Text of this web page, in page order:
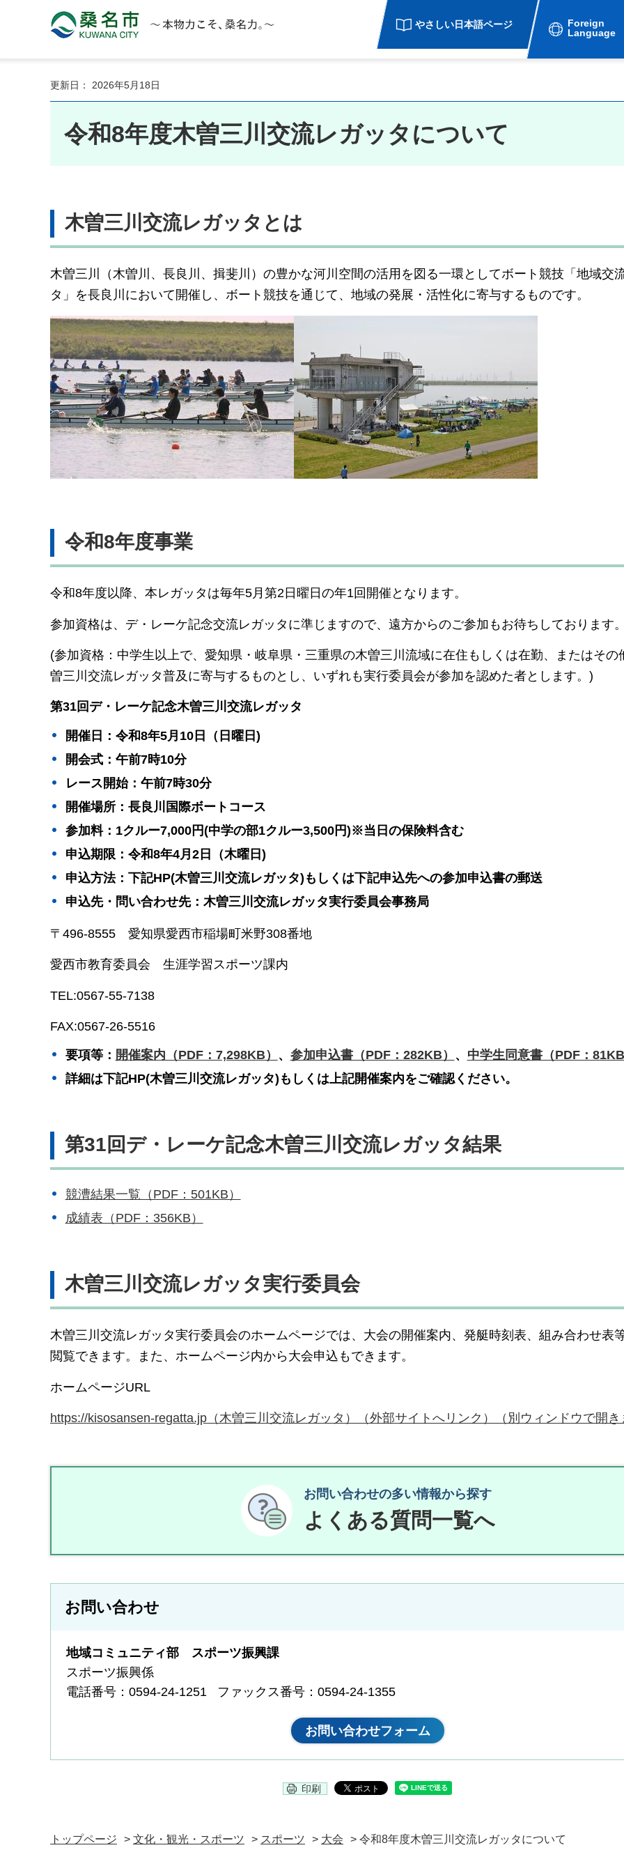
桑名市 KUWANA CITY 本物力こそ、桑名力。
やさしい日本語ページ
Foreign
Language
更新日： 2026年5月18日
令和8年度木曽三川交流レガッタについて
木曽三川交流レガッタとは
木曽三川（木曽川、長良川、揖斐川）の豊かな河川空間の活用を図る一環としてボート競技「地域交
タ」を長良川において開催し、ボート競技を通じて、地域の発展・活性化に寄与するものです。
令和8年度事業
令和8年度以降、本レガッタは毎年5月第2日曜日の年1回開催となります。
参加資格は、デ・レーケ記念交流レガッタに準じますので、遠方からのご参加もお待ちしております
(参加資格：中学生以上で、愛知県・岐阜県・三重県の木曽三川流域に在住もしくは在勤、またはその
曽三川交流レガッタ普及に寄与するものとし、いずれも実行委員会が参加を認めた者とします。)
第31回デ・レーケ記念木曽三川交流レガッタ
開催日：令和8年5月10日（日曜日)
開会式：午前7時10分
レース開始：午前7時30分
開催場所：長良川国際ボートコース
参加料：1クルー7,000円(中学の部1クルー3,500円)※当日の保険料含む
申込期限：令和8年4月2日（木曜日)
申込方法：下記HP(木曽三川交流レガッタ)もしくは下記申込先への参加申込書の郵送
申込先・問い合わせ先：木曽三川交流レガッタ実行委員会事務局
〒496-8555 愛知県愛西市稲場町米野308番地
愛西市教育委員会 生涯学習スポーツ課内
TEL:0567-55-7138
FAX:0567-26-5516
要項等： 開催案内（PDF：7,298KB） 、 参加申込書（PDF：282KB） 、 中学生同意書（PDF：
詳細は下記HP(木曽三川交流レガッタ)もしくは上記開催案内をご確認ください。
第31回デ・レーケ記念木曽三川交流レガッタ結果
競漕結果一覧（PDF：501KB）
成績表（PDF：356KB）
木曽三川交流レガッタ実行委員会
木曽三川交流レガッタ実行委員会のホームページでは、大会の開催案内、発艇時刻表、組み合わせ表
閲覧できます。また、ホームページ内から大会申込もできます。
ホームページURL
https://kisosansen-regatta.jp（木曽三川交流レガッタ）（外部サイトへリンク）（別ウィンドウで開き
お問い合わせの多い情報から探す
よくある質問一覧へ
お問い合わせ
地域コミュニティ部 スポーツ振興課
スポーツ振興係
電話番号：0594-24-1251
ファックス番号：0594-24-1355
印刷
トップページ > 文化・観光・スポーツ > スポーツ > 大会 > 令和8年度木曽三川交流レガッタについて